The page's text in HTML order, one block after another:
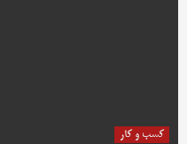
کسب و کار